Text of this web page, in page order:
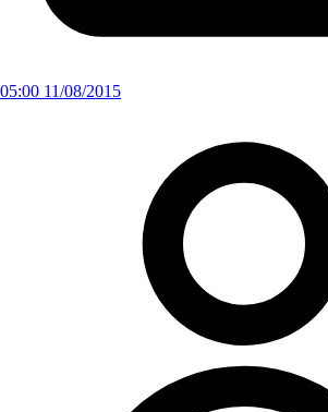
05:00 11/08/2015